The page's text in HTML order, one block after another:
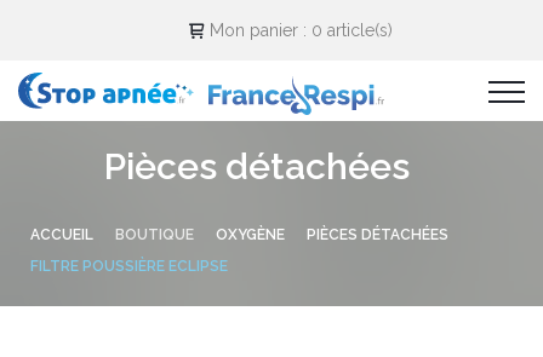
Mon panier : 0 article(s)
Pièces détachées
ACCUEIL BOUTIQUE OXYGÈNE
PIÈCES DÉTACHÉES
FILTRE POUSSIÈRE ECLIPSE